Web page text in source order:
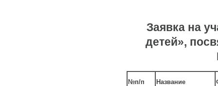
Заявка на
детей»,
№п/п
Название